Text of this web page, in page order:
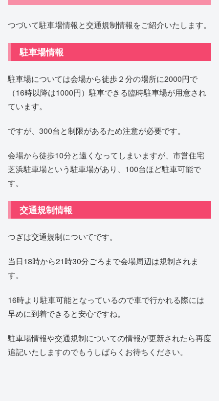
つづいて駐車場情報と交通規制情報をご紹介いたします。
駐車場情報
駐車場については会場から徒歩２分の場所に2000円で
（16時以降は1000円）駐車できる臨時駐車場が用意され
ています。
ですが、300台と制限があるため注意が必要です。
会場から徒歩10分と遠くなってしまいますが、市営住宅
芝浜駐車場という駐車場があり、100台ほど駐車可能で
す。
交通規制情報
つぎは交通規制についてです。
当日18時から21時30分ごろまで会場周辺は規制されま
す。
16時より駐車可能となっているので車で行かれる際には
早めに到着できると安心ですね。
駐車場情報や交通規制についての情報が更新されたら再度
追記いたしますのでもうしばらくお待ちください。